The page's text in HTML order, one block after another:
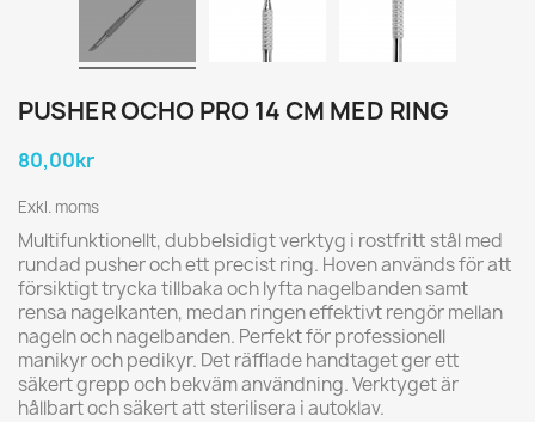
PUSHER OCHO PRO 14 CM MED RING
80,00kr
Exkl. moms
Multifunktionellt, dubbelsidigt verktyg i rostfritt stål med
rundad pusher och ett precist ring. Hoven används för att
försiktigt trycka tillbaka och lyfta nagelbanden samt
rensa nagelkanten, medan ringen effektivt rengör mellan
nageln och nagelbanden. Perfekt för professionell
manikyr och pedikyr. Det räfflade handtaget ger ett
säkert grepp och bekväm användning. Verktyget är
hållbart och säkert att sterilisera i autoklav.